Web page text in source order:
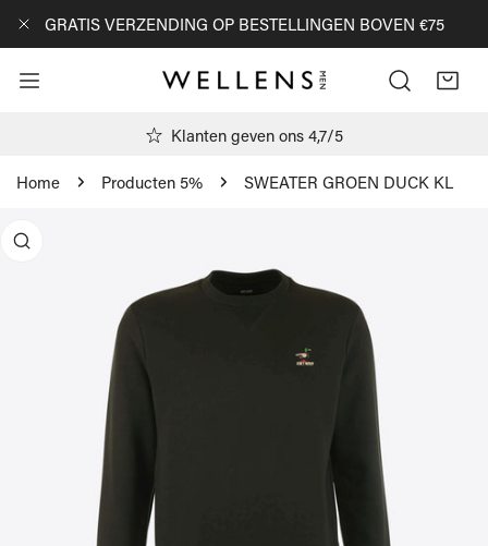
NAAR ARTIKEL
GRATIS VERZENDING OP BESTELLINGEN BOVEN €75
Klanten geven ons 4,7/5
Home Producten 5% SWEATER GROEN DUCK KL